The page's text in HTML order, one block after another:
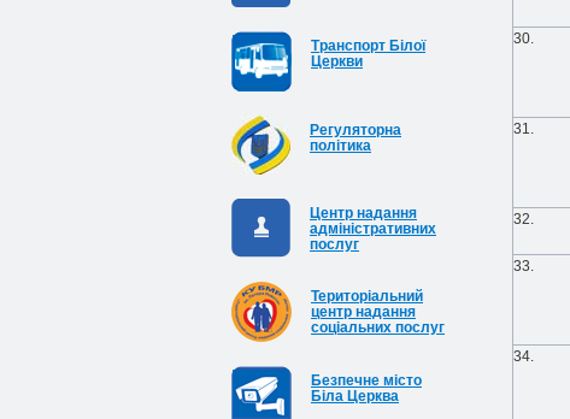
Транспорт Білої
Церкви
Регуляторна
політика
Центр надання
адміністративних
послуг
Територіальний
центр надання
соціальних послуг
Безпечне місто
Біла Церква
30.
31.
32.
33.
34.